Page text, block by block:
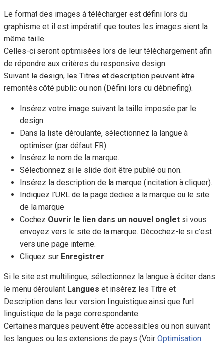
Le format des images à télécharger est défini lors du
graphisme et il est impératif que toutes les images aient la
même taille.
Celles-ci seront optimisées lors de leur téléchargement afin
de répondre aux critères du responsive design.
Suivant le design, les Titres et description peuvent être
remontés côté public ou non (Défini lors du débriefing).
Insérez votre image suivant la taille imposée par le
design.
Dans la liste déroulante, sélectionnez la langue à
optimiser (par défaut FR).
Insérez le nom de la marque.
Sélectionnez si le slide doit être publié ou non.
Insérez la description de la marque (incitation à cliquer).
Indiquez l'URL de la page dédiée à la marque ou le site
de la marque
Cochez Ouvrir le lien dans un nouvel onglet si vous
envoyez vers le site de la marque. Décochez-le si c'est
vers une page interne.
Cliquez sur Enregistrer
Si le site est multilingue, sélectionnez la langue à éditer dans
le menu déroulant Langues et insérez les Titre et
Description dans leur version linguistique ainsi que l'url
linguistique de la page correspondante.
Certaines marques peuvent être accessibles ou non suivant
les langues ou les extensions de pays (Voir Optimisation